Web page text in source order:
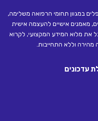
במגוון תחומי הרפואה משלימה,
מאמנים אישיים להעצמה אישית
את מלוא המידע המקצועי, לקרוא
מהירה וללא התחייבות.
עדכונים